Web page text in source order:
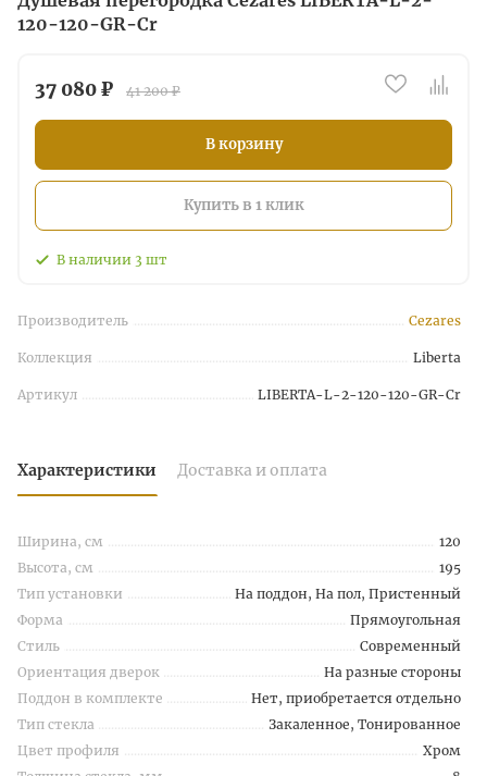
120-120-GR-Cr
37 080 ₽ 41 200 ₽
В корзину
Купить в 1 клик
В наличии 3 шт
Производитель Cezares
Коллекция Liberta
Артикул LIBERTA-L-2-120-120-GR-Cr
Характеристики Доставка и оплата
Ширина, см
120
Высота, см
195
Тип установки
На поддон, На пол, Пристенный
Форма
Прямоугольная
Стиль
Современный
Ориентация дверок
На разные стороны
Поддон в комплекте
Нет, приобретается отдельно
Тип стекла
Закаленное, Тонированное
Цвет профиля
Хром